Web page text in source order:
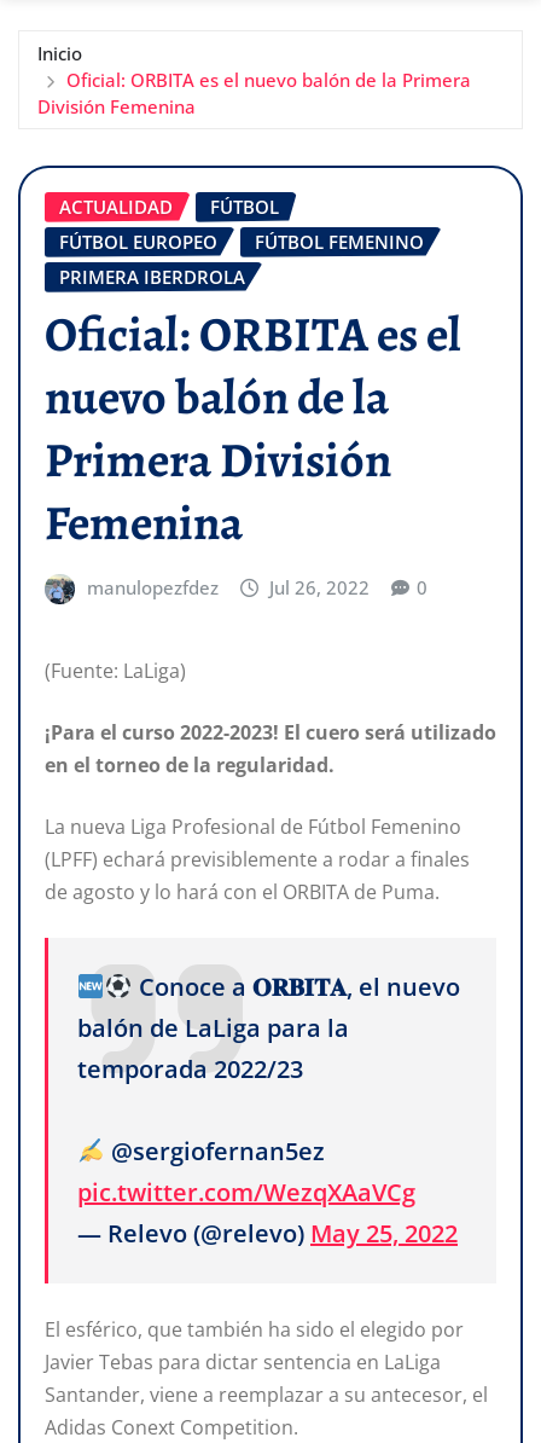
Inicio
Oficial: ORBITA es el nuevo balón de la Primera
División Femenina
ACTUALIDAD
FÚTBOL
FÚTBOL EUROPEO
FÚTBOL FEMENINO
PRIMERA IBERDROLA
Oficial: ORBITA es el
nuevo balón de la
Primera División
Femenina
manulopezfdez Jul 26, 2022 0
(Fuente: LaLiga)
¡Para el curso 2022-2023! El cuero será utilizado
en el torneo de la regularidad.
La nueva Liga Profesional de Fútbol Femenino
(LPFF) echará previsiblemente a rodar a finales
de agosto y lo hará con el ORBITA de Puma.
Conoce a 𝐎𝐑𝐁𝐈𝐓𝐀, el nuevo
balón de LaLiga para la
temporada 2022/23
@sergiofernan5ez
pic.twitter.com/WezqXAaVCg
— Relevo (@relevo) May 25, 2022
El esférico, que también ha sido el elegido por
Javier Tebas para dictar sentencia en LaLiga
Santander, viene a reemplazar a su antecesor, el
Adidas Conext Competition.